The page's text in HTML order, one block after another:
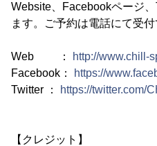
Website、Facebookページ
ます。ご予約は電話にて受付
Web ：
http://www.chill-
Facebook：
https://
Twitter ：
https://twitter.com/
【クレジット】